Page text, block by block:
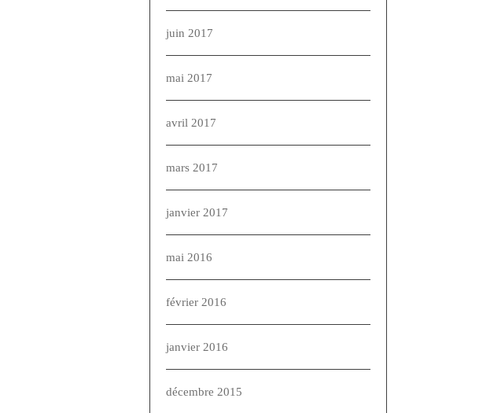
juin 2017
mai 2017
avril 2017
mars 2017
janvier 2017
mai 2016
février 2016
janvier 2016
décembre 2015